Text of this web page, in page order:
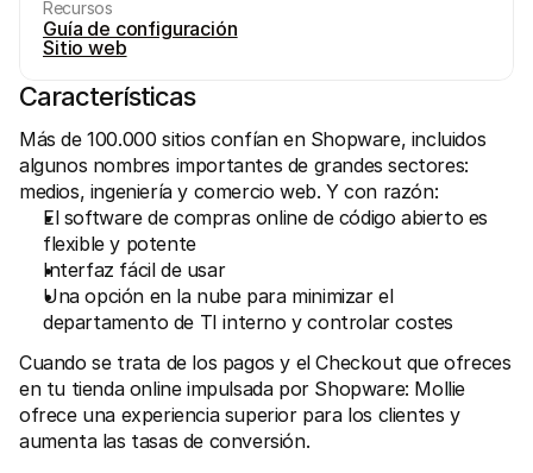
Recursos
Guía de configuración
Sitio web
Características
Más de 100.000 sitios confían en Shopware, incluidos
algunos nombres importantes de grandes sectores:
medios, ingeniería y comercio web. Y con razón:
El software de compras online de código abierto es
flexible y potente
Interfaz fácil de usar
Una opción en la nube para minimizar el
departamento de TI interno y controlar costes
Cuando se trata de los pagos y el Checkout que ofreces
en tu tienda online impulsada por Shopware: Mollie
ofrece una experiencia superior para los clientes y
aumenta las tasas de conversión.
Recursos técnicos
Portal para desarrolladores
Descubre recursos para desarrolladores y actualizaciones
Biblioteca
Integra Mollie con bibliotecas listas para usar
Comunidad Discord
Únete a nuestra comunidad de desarrolladores
Sobre Mollie
Precios
Consultar nuestros precios
Sobre nosotros
Descubre más sobre nuestra
historia y valores
Noticias